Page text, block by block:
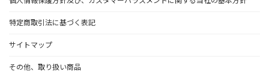
特定商取引法に基づく表記
サイトマップ
その他、取り扱い商品